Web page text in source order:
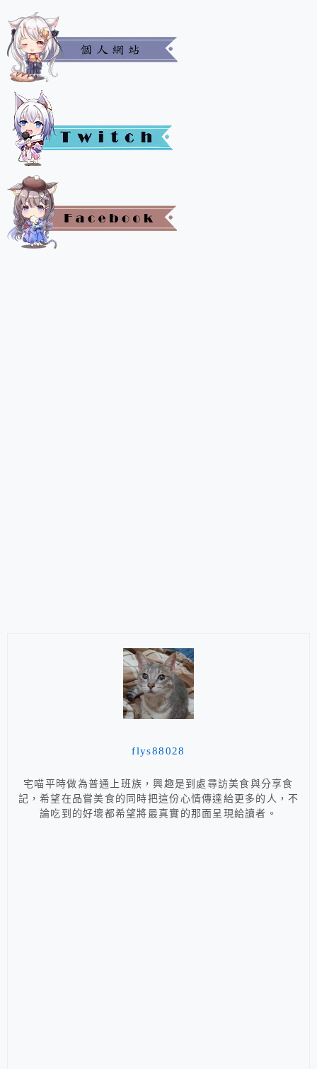
flys88028
宅喵平時做為普通上班族，興趣是到處尋訪美食與分享食
記，希望在品嘗美食的同時把這份心情傳達給更多的人，不
論吃到的好壞都希望將最真實的那面呈現給讀者。